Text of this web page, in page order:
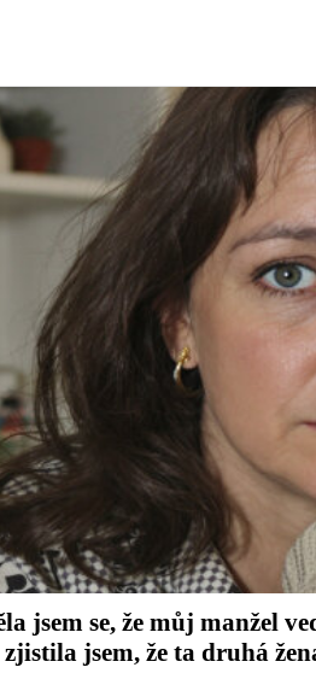
jsem se, že můj manžel
jsem, že ta druhá